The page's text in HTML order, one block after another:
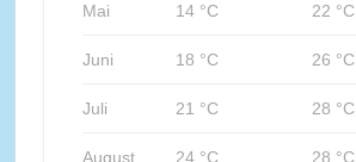
Mai 14 °C 22 °C
Juni 18 °C 26 °C
Juli 21 °C 28 °C
August 24 °C 28 °C